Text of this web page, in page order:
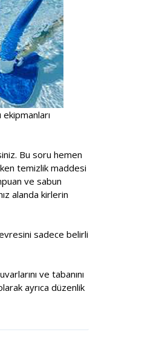
Bu soru hemen
temizlik maddesi
ve sabun
alanda kirlerin
sadece belirli
ve tabanını
ayrıca düzenlik